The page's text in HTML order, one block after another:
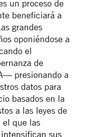
un proceso de
beneficiará a
grandes
oponiéndose a
el
de
presionando a
datos para
basados en la
a las leyes de
el que las
intensifican sus